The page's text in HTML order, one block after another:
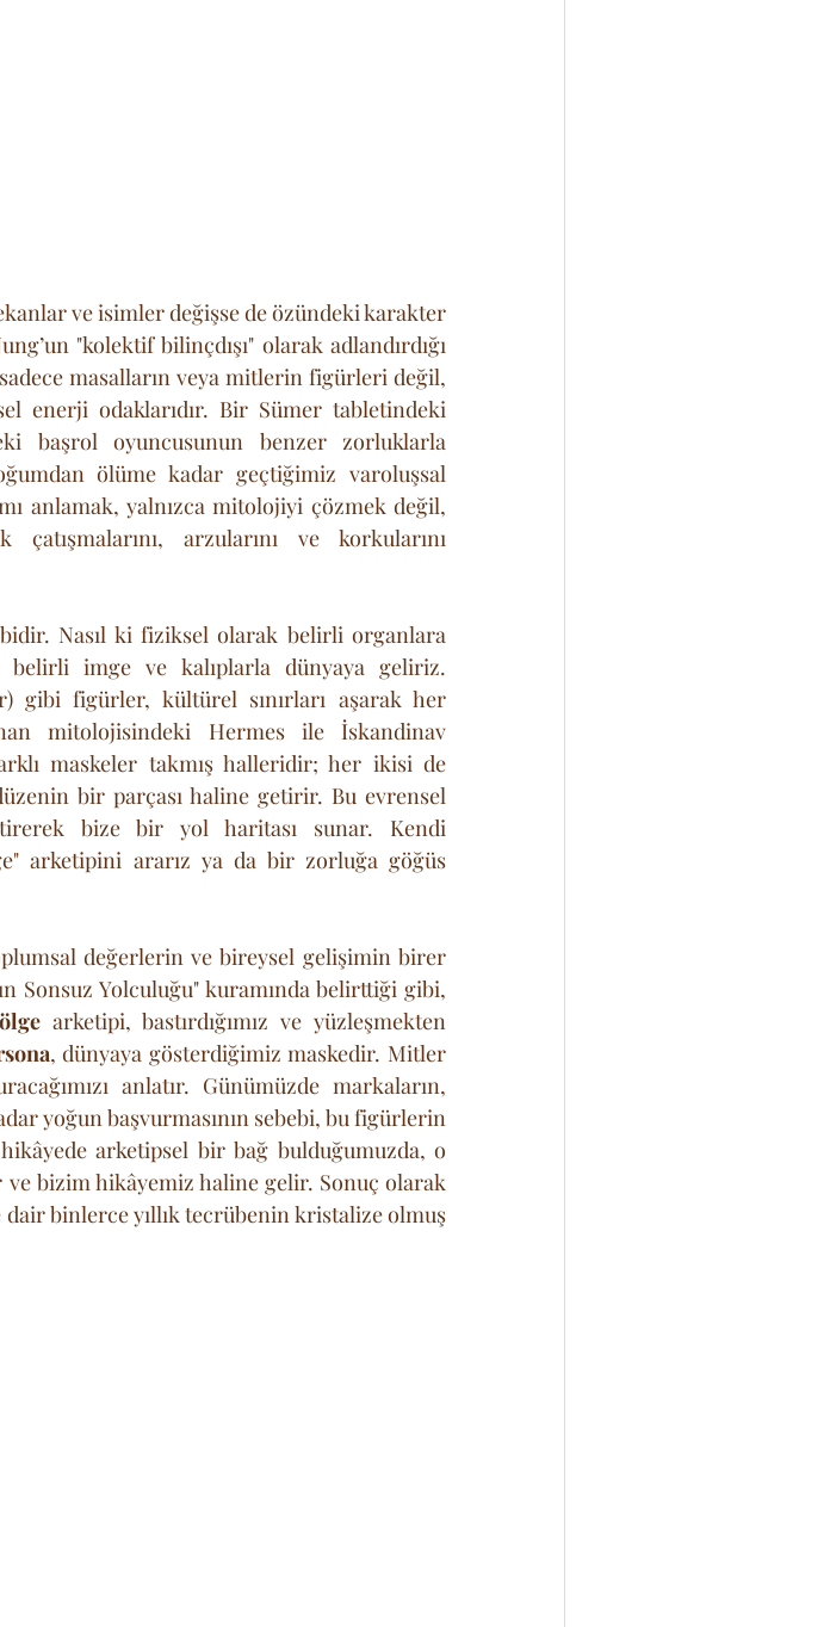
ve isimler değişse de özündeki karakter
"kolektif bilinçdışı" olarak adlandırdığı
masalların veya mitlerin figürleri değil,
enerji odaklarıdır. Bir Sümer tabletindeki
başrol oyuncusunun benzer zorluklarla
ölüme kadar geçtiğimiz varoluşsal
anlamak, yalnızca mitolojiyi çözmek değil,
arzularını ve korkularını
Nasıl ki fiziksel olarak belirli organlara
gibi figürler, kültürel sınırları aşarak her
mitolojisindeki Hermes ile İskandinav
maskeler takmış halleridir; her ikisi de
bir parçası haline getirir. Bu evrensel
bize bir yol haritası sunar. Kendi
arketipini ararız ya da bir zorluğa göğüs
değerlerin ve bireysel gelişimin birer
Sonsuz Yolculuğu" kuramında belirttiği gibi,
arketipi, bastırdığımız ve yüzleşmekten
, dünyaya gösterdiğimiz maskedir. Mitler
anlatır. Günümüzde markaların,
yoğun başvurmasının sebebi, bu figürlerin
arketipsel bir bağ bulduğumuzda, o
ve bizim hikâyemiz haline gelir. Sonuç olarak
binlerce yıllık tecrübenin kristalize olmuş